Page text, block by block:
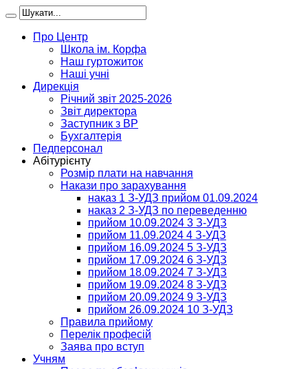
Про Центр
Школа ім. Корфа
Наш гуртожиток
Наші учні
Дирекція
Річний звіт 2025-2026
Звіт директора
Заступник з ВР
Бухгалтерія
Педперсонал
Абітурієнту
Розмір плати на навчання
Накази про зарахування
наказ 1 З-УДЗ прийом 01.09.2024
наказ 2 З-УДЗ по переведенню
прийом 10.09.2024 3 З-УДЗ
прийом 11.09.2024 4 З-УДЗ
прийом 16.09.2024 5 З-УДЗ
прийом 17.09.2024 6 З-УДЗ
прийом 18.09.2024 7 З-УДЗ
прийом 19.09.2024 8 З-УДЗ
прийом 20.09.2024 9 З-УДЗ
прийом 26.09.2024 10 З-УДЗ
Правила прийому
Перелік професій
Заява про вступ
Учням